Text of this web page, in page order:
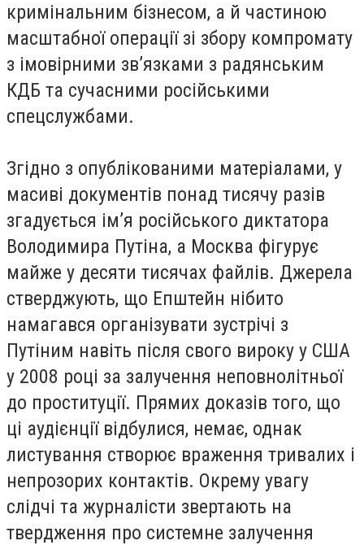
кримінальним бізнесом, а й частиною
масштабної операції зі збору компромату
з імовірними зв’язками з радянським
КДБ та сучасними російськими
спецслужбами.
Згідно з опублікованими матеріалами, у
масиві документів понад тисячу разів
згадується ім’я російського диктатора
Володимира Путіна, а Москва фігурує
майже у десяти тисячах файлів. Джерела
стверджують, що Епштейн нібито
намагався організувати зустрічі з
Путіним навіть після свого вироку у США
у 2008 році за залучення неповнолітньої
до проституції. Прямих доказів того, що
ці аудієнції відбулися, немає, однак
листування створює враження тривалих і
непрозорих контактів. Окрему увагу
слідчі та журналісти звертають на
твердження про системне залучення